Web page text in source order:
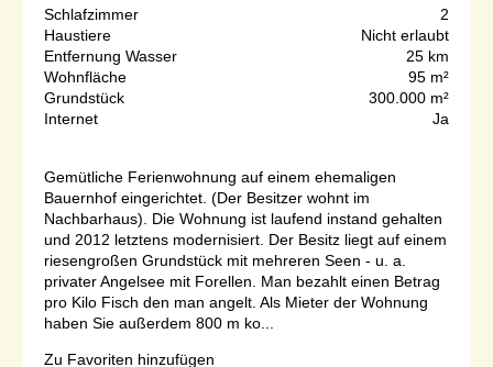
Schlafzimmer
2
Haustiere
Nicht erlaubt
Entfernung Wasser
25 km
Wohnfläche
95 m²
Grundstück
300.000 m²
Internet
Ja
Gemütliche Ferienwohnung auf einem ehemaligen
Bauernhof eingerichtet. (Der Besitzer wohnt im
Nachbarhaus). Die Wohnung ist laufend instand gehalten
und 2012 letztens modernisiert. Der Besitz liegt auf einem
riesengroßen Grundstück mit mehreren Seen - u. a.
privater Angelsee mit Forellen. Man bezahlt einen Betrag
pro Kilo Fisch den man angelt. Als Mieter der Wohnung
haben Sie außerdem 800 m ko...
Zu Favoriten hinzufügen